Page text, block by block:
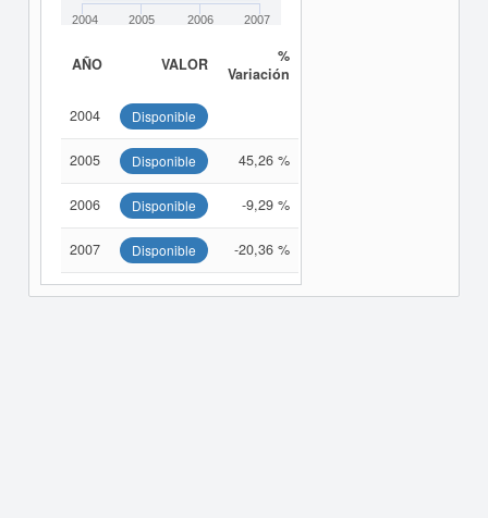
2004 2005 2006 2007
AÑO VALOR
%
Variación
2004 Disponible
2005 Disponible 45,26 %
2006 Disponible -9,29 %
2007 Disponible -20,36 %